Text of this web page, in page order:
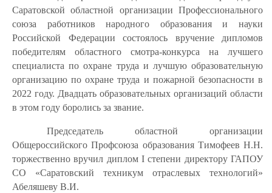
Саратовской областной организации Профессионального
союза работников народного образования и науки
Российской Федерации состоялось вручение дипломов
победителям областного смотра-конкурса на лучшего
специалиста по охране труда и лучшую образовательную
организацию по охране труда и пожарной безопасности в
2022 году. Двадцать образовательных организаций области
в этом году боролись за звание.
Председатель областной организации
Общероссийского Профсоюза образования Тимофеев Н.Н.
торжественно вручил диплом I степени директору ГАПОУ
СО «Саратовский техникум отраслевых технологий»
Абеляшеву В.И.